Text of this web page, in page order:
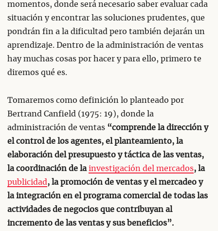
momentos, donde será necesario saber evaluar cada
situación y encontrar las soluciones prudentes, que
pondrán fin a la dificultad pero también dejarán un
aprendizaje. Dentro de la administración de ventas
hay muchas cosas por hacer y para ello, primero te
diremos qué es.
Tomaremos como definición lo planteado por
Bertrand Canfield (1975: 19), donde la
administración de ventas “comprende la dirección y
el control de los agentes, el planteamiento, la
elaboración del presupuesto y táctica de las ventas,
la coordinación de lainvestigación del mercados, la
publicidad, la promoción de ventas y el mercadeo y
la integración en el programa comercial de todas las
actividades de negocios que contribuyan al
incremento de las ventas y sus beneficios”.